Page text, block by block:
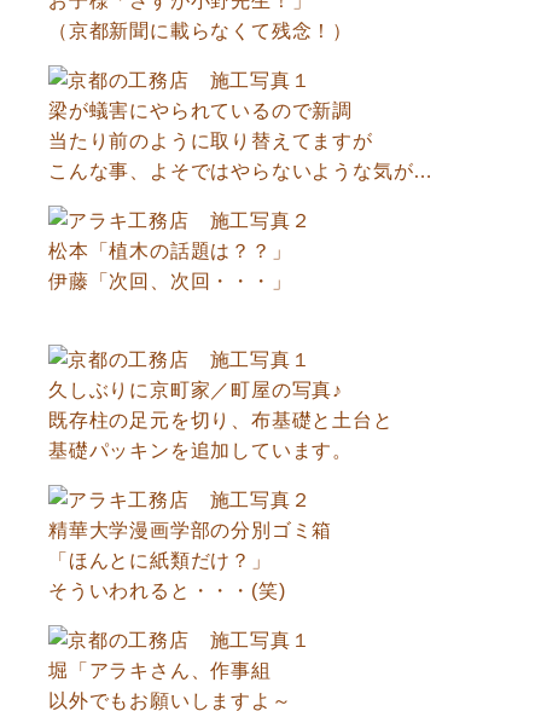
（京都新聞に載らなくて残念！）
梁が蟻害にやられているので新調
当たり前のように取り替えてますが
こんな事、よそではやらないような気が…
松本「植木の話題は？？」
伊藤「次回、次回・・・」
久しぶりに京町家／町屋の写真♪
既存柱の足元を切り、布基礎と土台と
基礎パッキンを追加しています。
精華大学漫画学部の分別ゴミ箱
「ほんとに紙類だけ？」
そういわれると・・・(笑)
堀「アラキさん、作事組
以外でもお願いしますよ～